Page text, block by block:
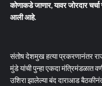
कोणाकडे जाणार, यावर जोरदार
आली आहे.
संतोष देशमुख हत्या प्रकरणानंतर
मुंडे यांची पुन्हा एकदा मंत्रिमंडळात
उशिरा झालेल्या बंद दाराआड